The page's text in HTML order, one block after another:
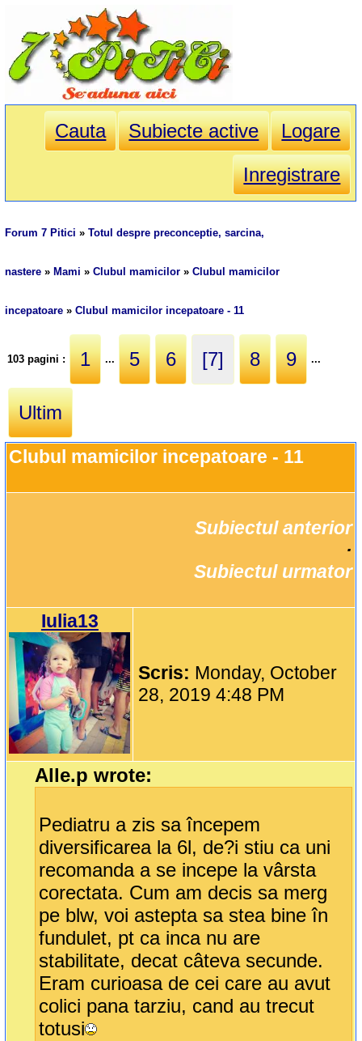
Cauta Subiecte active
Logare
Inregistrare
Forum 7 Pitici »Totul despre preconceptie, sarcina,
nastere » Mami »Clubul mamicilor »Clubul mamicilor
incepatoare »Clubul mamicilor incepatoare - 11
103 pagini : 1 ... 5 6 [7] 8 9 ...
Ultim
Clubul mamicilor incepatoare - 11
Subiectul anterior
Subiectul urmator
Iulia13
Scris: Monday, October
28, 2019 4:48 PM
Alle.p wrote:
Pediatru a zis sa începem
diversificarea la 6l, de?i stiu ca uni
recomanda a se incepe la vârsta
corectata. Cum am decis sa merg
pe blw, voi astepta sa stea bine în
fundulet, pt ca inca nu are
stabilitate, decat câteva secunde.
Eram curioasa de cei care au avut
colici pana tarziu, cand au trecut
totusi